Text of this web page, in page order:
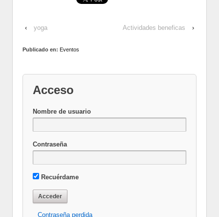
‹ yoga Actividades beneficas ›
Publicado en: Eventos
Acceso
Nombre de usuario
Contraseña
Recuérdame
Contraseña perdida